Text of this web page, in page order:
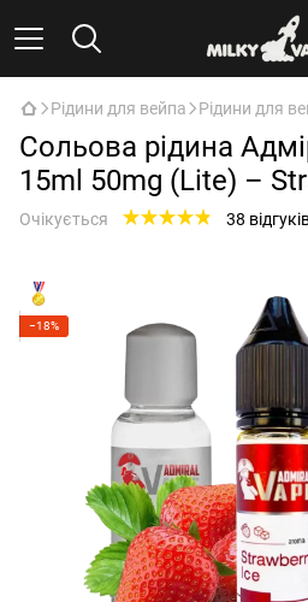
Рідини для вейпа Рідини для
Сольова рідина
15ml 50mg (Lite) –
Очікується 38
−18%